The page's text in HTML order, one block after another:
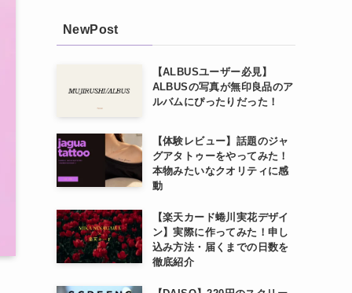
NewPost
【ALBUSユーザー必見】
ALBUSの写真が無印良品のア
ルバムにぴったりだった！
【体験レビュー】話題のジャ
グアタトゥーをやってみた！
本物みたいなクオリティに感
動
【楽天カード蜷川実花デザイ
ン】実際に作ってみた！申し
込み方法・届くまでの日数を
徹底紹介